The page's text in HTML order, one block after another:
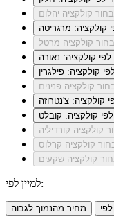
קולקציה יהלום
קולקציה: מרגריטה
קולקציה מרטל
לפי קולקציה: נאורה
קולקציה: פילגרין
קולקציה פנינים
קולקציה: צ'נטרוזה
קולקציה: קובלט
קולקציה קורדיליה
קולקציה קרלוס
קולקציה שקעים
למיין לפי:
מחיר מהנמוך לגבוה לפי